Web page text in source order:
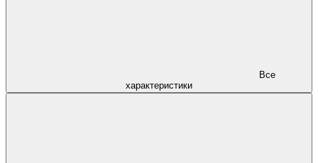
характеристики